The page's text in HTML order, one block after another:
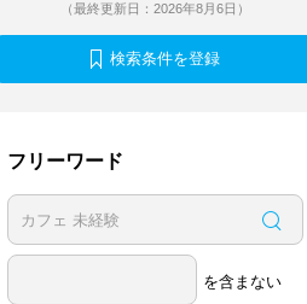
（最終更新日：2026年8月6日）
検索条件を登録
フリーワード
を含まない